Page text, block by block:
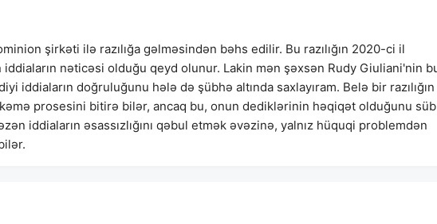
şirkəti ilə razılığa gəlməsindən bəhs edilir. Bu razılığın 2020-ci il
nəticəsi olduğu qeyd olunur. Lakin mən şəxsən Rudy Giuliani'nin
iddiaların doğruluğunu hələ də şübhə altında saxlayıram. Belə bir razılığın
prosesini bitirə bilər, ancaq bu, onun dediklərinin həqiqət olduğunu
iddiaların əsassızlığını qəbul etmək əvəzinə, yalnız hüquqi problemdən